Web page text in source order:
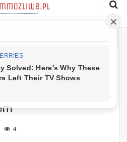
Rewolucję W
Przed
4